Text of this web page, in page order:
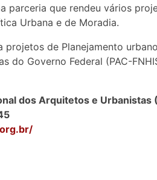
parceria que rendeu vários
Urbana e de Moradia.
projetos de Planejamento
do Governo Federal (PAC-
dos Arquitetos e Urbanistas